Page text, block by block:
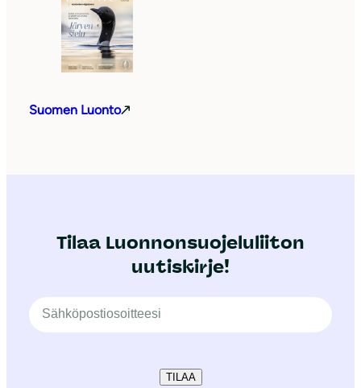
Suomen Luonto
Tilaa Luonnonsuojeluliiton
uutiskirje!
TILAA